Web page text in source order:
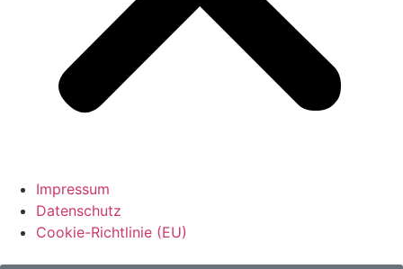
Impressum
Datenschutz
Cookie-Richtlinie (EU)